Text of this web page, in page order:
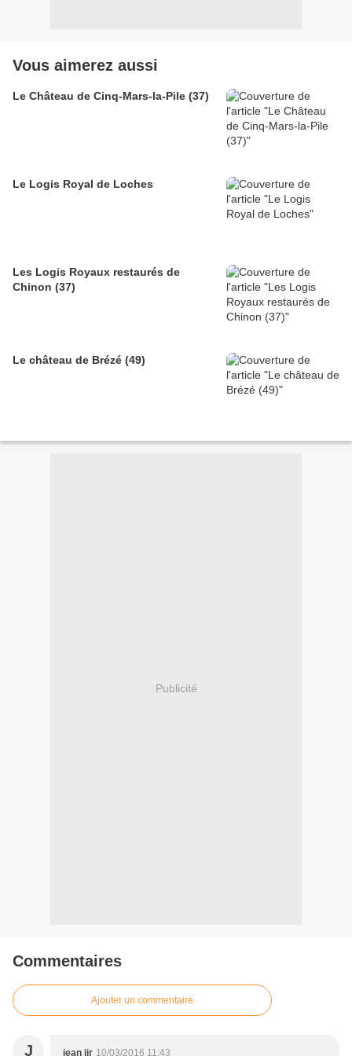
Vous aimerez aussi
Le Château de Cinq-Mars-la-Pile (37)
Le Logis Royal de Loches
Les Logis Royaux restaurés de
Chinon (37)
Le château de Brézé (49)
Publicité
Commentaires
Ajouter un commentaire
J jean jjr 10/03/2016 11:43